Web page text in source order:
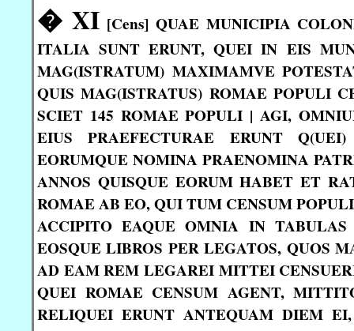
� XI [Cens] QUAE MUNICIPIA
ITALIA SUNT ERUNT, QUEI IN EIS
MAG(ISTRATUM) MAXIMAMVE
QUIS MAG(ISTRATUS) ROMAE POPULI
SCIET 145 ROMAE POPULI | AGI,
EIUS PRAEFECTURAE ERUNT
EORUMQUE NOMINA PRAENOMINA
ANNOS QUISQUE EORUM HABET ET
ROMAE AB EO, QUI TUM CENSUM
ACCIPITO EAQUE OMNIA IN
EOSQUE LIBROS PER LEGATOS, QUOS
AD EAM REM LEGAREI MITTEI
QUEI ROMAE CENSUM AGENT,
RELIQUEI ERUNT ANTEQUAM DIEM